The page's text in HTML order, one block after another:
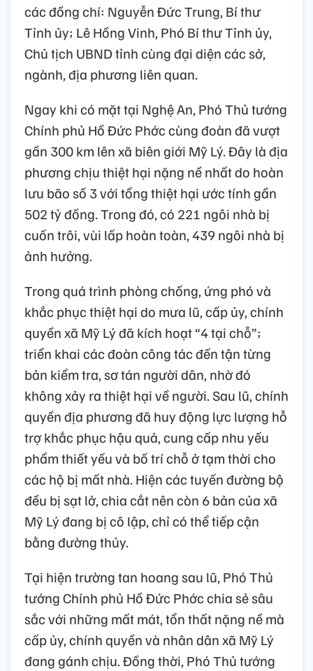
các đồng chí: Nguyễn Đức Trung, Bí thư
Tỉnh ủy; Lê Hồng Vinh, Phó Bí thư Tỉnh ủy,
Chủ tịch UBND tỉnh cùng đại diện các sở,
ngành, địa phương liên quan.
Ngay khi có mặt tại Nghệ An, Phó Thủ tướng
Chính phủ Hồ Đức Phớc cùng đoàn đã vượt
gần 300 km lên xã biên giới Mỹ Lý. Đây là địa
phương chịu thiệt hại nặng nề nhất do hoàn
lưu bão số 3 với tổng thiệt hại ước tính gần
502 tỷ đồng. Trong đó, có 221 ngôi nhà bị
cuốn trôi, vùi lấp hoàn toàn, 439 ngôi nhà bị
ảnh hưởng.
Trong quá trình phòng chống, ứng phó và
khắc phục thiệt hại do mưa lũ, cấp ủy, chính
quyền xã Mỹ Lý đã kích hoạt “4 tại chỗ”;
triển khai các đoàn công tác đến tận từng
bản kiểm tra, sơ tán người dân, nhờ đó
không xảy ra thiệt hại về người. Sau lũ, chính
quyền địa phương đã huy động lực lượng hỗ
trợ khắc phục hậu quả, cung cấp nhu yếu
phẩm thiết yếu và bố trí chỗ ở tạm thời cho
các hộ bị mất nhà. Hiện các tuyến đường bộ
đều bị sạt lở, chia cắt nên còn 6 bản của xã
Mỹ Lý đang bị cô lập, chỉ có thể tiếp cận
bằng đường thủy.
Tại hiện trường tan hoang sau lũ, Phó Thủ
tướng Chính phủ Hồ Đức Phớc chia sẻ sâu
sắc với những mất mát, tổn thất nặng nề mà
cấp ủy, chính quyền và nhân dân xã Mỹ Lý
đang gánh chịu. Đồng thời, Phó Thủ tướng